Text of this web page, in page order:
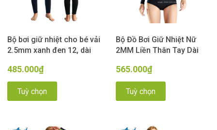
Bộ bơi giữ nhiệt cho bé vải
2.5mm xanh đen 12, dài
485.000₫
Tuỳ chọn
Bộ Đồ Bơi Giữ Nhiệt Nữ
2MM Liền Thân Tay Dài
Chống Nắng, Dùng Cho
Bơi Biển, Lặn Biển, Lướt
Sóng.
565.000₫
Tuỳ chọn